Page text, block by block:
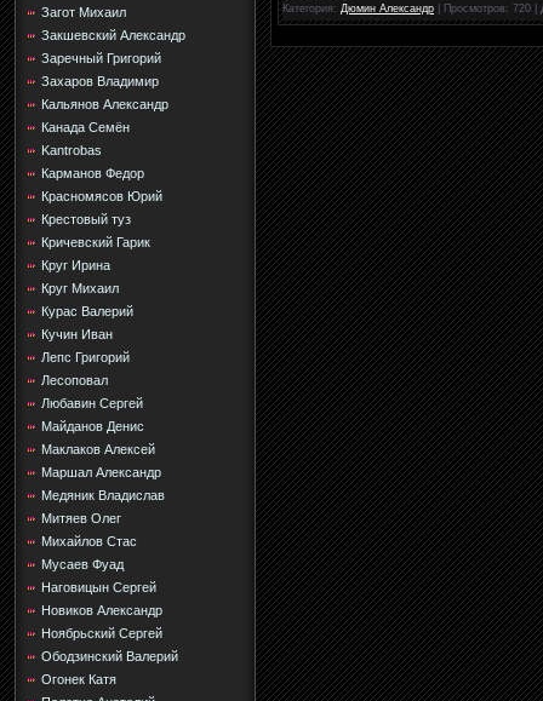
Загот Михаил
Закшевский Александр
Заречный Григорий
Захаров Владимир
Кальянов Александр
Канада Семён
Kantrobas
Карманов Федор
Красномясов Юрий
Крестовый туз
Кричевский Гарик
Круг Ирина
Круг Михаил
Курас Валерий
Кучин Иван
Лепс Григорий
Лесоповал
Любавин Сергей
Майданов Денис
Маклаков Алексей
Маршал Александр
Медяник Владислав
Митяев Олег
Михайлов Стас
Мусаев Фуад
Наговицын Сергей
Новиков Александр
Ноябрьский Сергей
Ободзинский Валерий
Огонек Катя
Категория: Дюмин Александр Просмотров: 720